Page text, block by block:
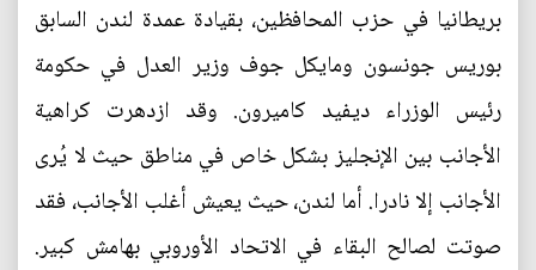
بريطانيا في حزب المحافظين، بقيادة عمدة لندن السابق
بوريس جونسون ومايكل جوف وزير العدل في حكومة
رئيس الوزراء ديفيد كاميرون. وقد ازدهرت كراهية
الأجانب بين الإنجليز بشكل خاص في مناطق حيث لا يُرى
الأجانب إلا نادرا. أما لندن، حيث يعيش أغلب الأجانب، فقد
صوتت لصالح البقاء في الاتحاد الأوروبي بهامش كبير.